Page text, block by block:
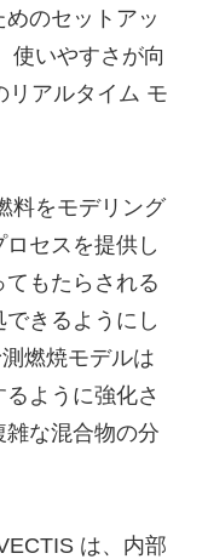
のセットアッ
使いやすさが向
リアルタイム モ
料をモデリング
セスを提供し
もたらされる
きるようにし
燃焼モデルは
ように強化さ
な混合物の分
は、内部